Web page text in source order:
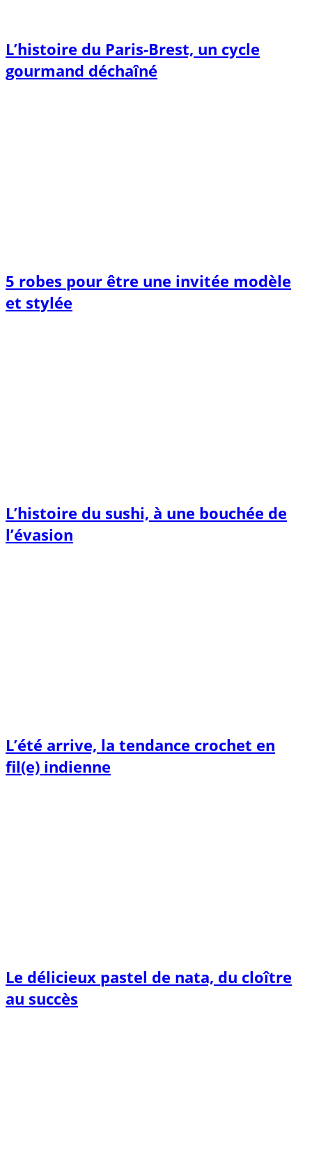
L’histoire du Paris-Brest, un cycle
gourmand déchaîné
5 robes pour être une invitée modèle
et stylée
L’histoire du sushi, à une bouchée de
l’évasion
L’été arrive, la tendance crochet en
fil(e) indienne
Le délicieux pastel de nata, du cloître
au succès